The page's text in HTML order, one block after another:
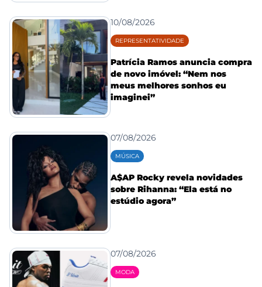
10/08/2026
REPRESENTATIVIDADE
Patrícia Ramos anuncia compra
de novo imóvel: “Nem nos
meus melhores sonhos eu
imaginei”
07/08/2026
MÚSICA
A$AP Rocky revela novidades
sobre Rihanna: “Ela está no
estúdio agora”
07/08/2026
MODA